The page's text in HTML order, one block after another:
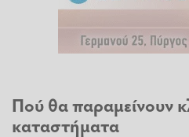
Πού θα παραμείνουν
καταστήματα